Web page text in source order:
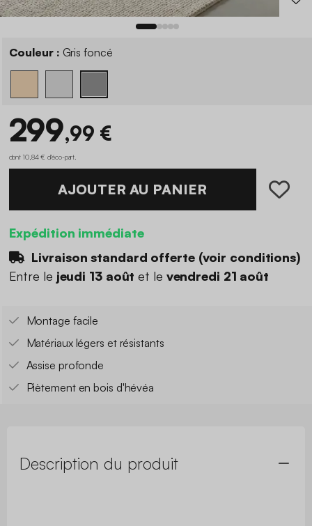
Couleur : Gris foncé
299,99 €
dont 10,84 € d'éco-part
AJOUTER AU PANIER
Expédition immédiate
Livraison standard offerte (voir conditions)
Entre le jeudi 13 août et le vendredi 21 août
Montage facile
Matériaux légers et résistants
Assise profonde
Piètement en bois d'hévéa
Description du produit